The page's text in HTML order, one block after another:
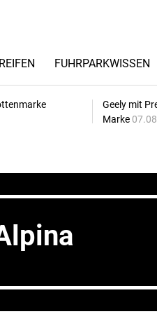
REIFEN FUHRPARKWISSEN
Geely mit
Marke